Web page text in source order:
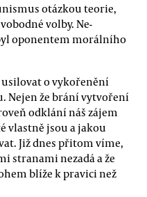
otázkou teorie,
volby. Ne-
oponentem morálního
o vykořenění
že brání vytvoření
odklání náš zájem
vlastně jsou a jakou
Již dnes přitom víme,
stranami nezadá a že
blíže k pravici než